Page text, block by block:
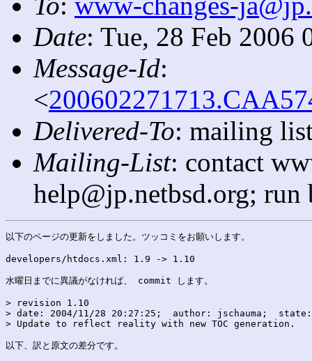
Date: Tue, 28 Feb 2006
Message-Id:
<
Delivered-To: mailing
Mailing-List: contact
help@jp.netbsd.org;
以下のページの更新をしました。ツッコミをお願いします。
developers/htdocs.xml: 1.9 -> 1.10
水曜日までに異議がなければ、 commit します。
> revision 1.10
> date: 2004/11/28 20:27:25;  author: jschauma;
> Update to reflect reality with new TOC generation.
以下、訳と原文の差分です。